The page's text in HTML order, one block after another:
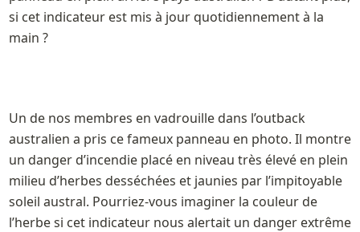
si cet indicateur est mis à jour quotidiennement à la
main ?
Un de nos membres en vadrouille dans l’outback
australien a pris ce fameux panneau en photo. Il montre
un danger d’incendie placé en niveau très élevé en plein
milieu d’herbes desséchées et jaunies par l’impitoyable
soleil austral. Pourriez-vous imaginer la couleur de
l’herbe si cet indicateur nous alertait un danger extrême